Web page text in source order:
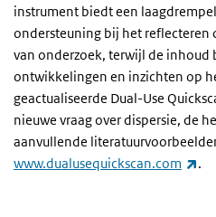
instrument biedt een
ondersteuning bij het reflecteren
van onderzoek, terwijl de inhoud
ontwikkelingen en inzichten op
geactualiseerde Dual-Use
nieuwe vraag over dispersie, de
aanvullende
www.dualusequickscan.com
.